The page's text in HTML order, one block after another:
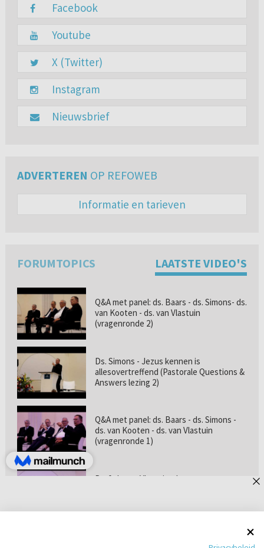
Facebook
Youtube
X (Twitter)
Instagram
Nieuwsbrief
ADVERTEREN OP REFOWEB
Informatie en tarieven
FORUMTOPICS LAATSTE VIDEO'S
Q&A met panel: ds. Baars - ds. Simons- ds.
van Kooten - ds. van Vlastuin
(vragenronde 2)
Ds. Simons - Jezus kennen is
allesovertreffend (Pastorale Questions &
Answers lezing 2)
Q&A met panel: ds. Baars - ds. Simons -
ds. van Kooten - ds. van Vlastuin
(vragenronde 1)
Prof. dr. van Vlastuin - Is